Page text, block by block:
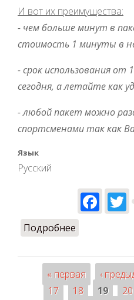
И вот их преимущества:
- чем больше минут в
стоимость 1 минуты в
- срок использования от
сегодня, а летайте как
- любой пакет можно
спортсменами так как
Язык
Русский
Подробнее
Страницы
« первая ‹
17
18 19 20